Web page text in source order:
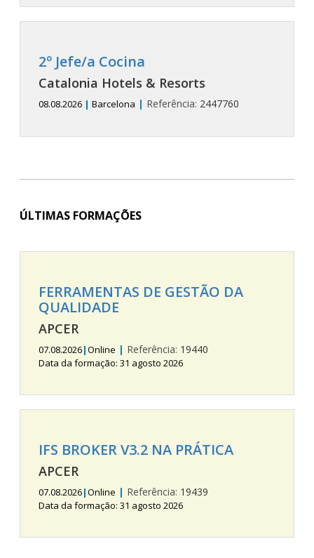
2º Jefe/a Cocina
Catalonia Hotels & Resorts
08.08.2026 | Barcelona | Referência: 2447760
ÚLTIMAS FORMAÇÕES
FERRAMENTAS DE GESTÃO DA
QUALIDADE
APCER
07.08.2026|Online | Referência: 19440
Data da formação: 31 agosto 2026
IFS BROKER V3.2 NA PRÁTICA
APCER
07.08.2026|Online | Referência: 19439
Data da formação: 31 agosto 2026